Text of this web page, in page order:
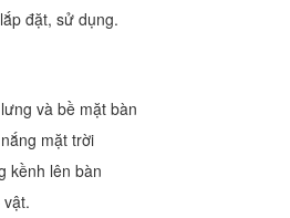
đặt, sử dụng.
và bề mặt bàn
mặt trời
kềnh lên bàn